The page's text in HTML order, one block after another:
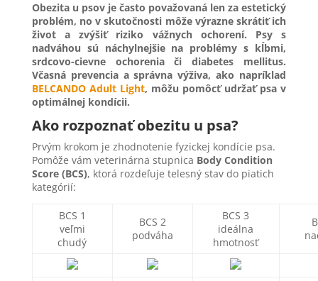
Obezita u psov je často považovaná len za estetický
problém, no v skutočnosti môže výrazne skrátiť ich
život a zvýšiť riziko vážnych ochorení. Psy s
nadváhou sú náchylnejšie na problémy s kĺbmi,
srdcovo-cievne ochorenia či diabetes mellitus.
Včasná prevencia a správna výživa, ako napríklad
BELCANDO Adult Light, môžu pomôcť udržať psa v
optimálnej kondícii.
Ako rozpoznať obezitu u psa?
Prvým krokom je zhodnotenie fyzickej kondície psa.
Pomôže vám veterinárna stupnica Body Condition
Score (BCS), ktorá rozdeľuje telesný stav do piatich
kategórií:
BCS 1
veľmi
chudý
BCS 2
podváha
BCS 3
ideálna
hmotnosť